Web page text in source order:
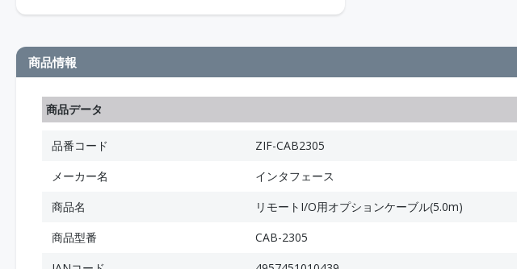
商品情報
商品データ
品番コード
ZIF-CAB2305
メーカー名
インタフェース
商品名
リモートI/O用オプションケーブル(5.0m)
商品型番
CAB-2305